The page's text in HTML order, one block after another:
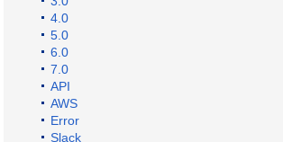
4.0
5.0
6.0
7.0
API
AWS
Error
Slack